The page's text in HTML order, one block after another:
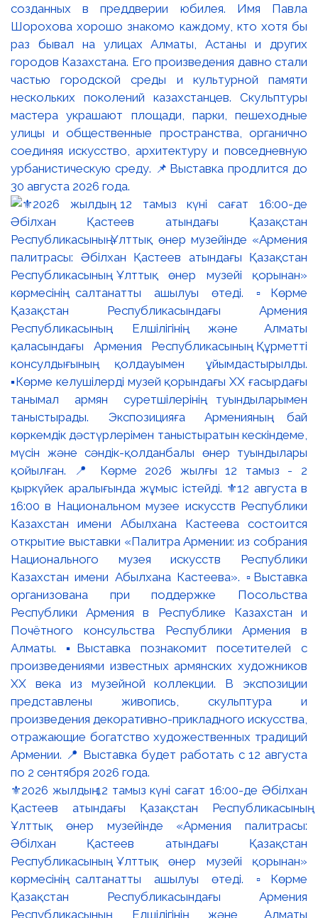
созданных в преддверии юбилея. Имя Павла
Шорохова хорошо знакомо каждому, кто хотя бы
раз бывал на улицах Алматы, Астаны и других
городов Казахстана. Его произведения давно стали
частью городской среды и культурной памяти
нескольких поколений казахстанцев. Скульптуры
мастера украшают площади, парки, пешеходные
улицы и общественные пространства, органично
соединяя искусство, архитектуру и повседневную
урбанистическую среду. 📌Выставка продлится до
30 августа 2026 года.
⚜️2026 жылдың 12 тамыз күні сағат 16:00-де Әбілхан
Қастеев атындағы Қазақстан Республикасының
Ұлттық өнер музейінде «Армения палитрасы:
Әбілхан Қастеев атындағы Қазақстан
Республикасының Ұлттық өнер музейі қорынан»
көрмесінің салтанатты ашылуы өтеді. ▫️Көрме
Қазақстан Республикасындағы Армения
Республикасының Елшілігінің және Алматы